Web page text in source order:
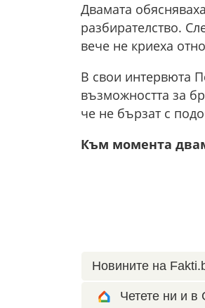
Двамата
разбирателство.
вече не криеха
В свои интервюта
възможността за
че не бързат с
Към момента
Новините на
Четете ни и в